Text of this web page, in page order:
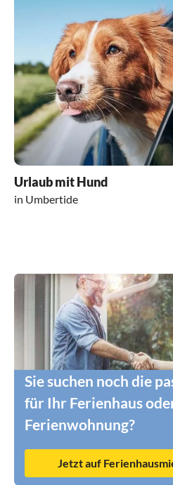
Urlaub mit Hund
in Umbertide
Sie suchen noch die
für Ihr Ferienhaus
Ferienwohnung?
Jetzt auf